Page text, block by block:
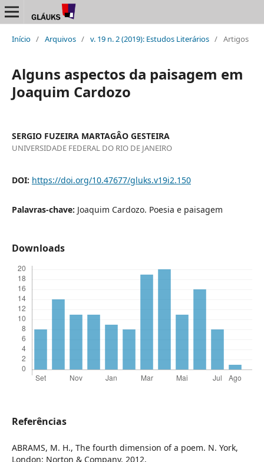
Início / Arquivos / v. 19 n. 2 (2019): Estudos Literários / Artigos
Alguns aspectos da paisagem em
Joaquim Cardozo
SERGIO FUZEIRA MARTAGÂO GESTEIRA
UNIVERSIDADE FEDERAL DO RIO DE JANEIRO
DOI: https://doi.org/10.47677/gluks.v19i2.150
Palavras-chave: Joaquim Cardozo. Poesia e paisagem
Downloads
Referências
ABRAMS, M. H., The fourth dimension of a poem. N. York,
London: Norton & Company, 2012.